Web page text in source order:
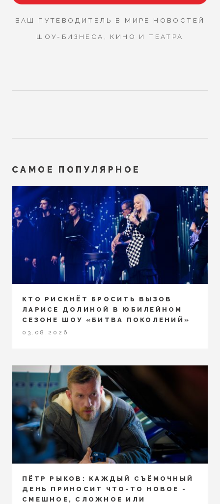
ВАШ ПУТЕВОДИТЕЛЬ В МИРЕ НОВОСТЕЙ
ШОУ-БИЗНЕСА, КИНО И ТЕАТРА
САМОЕ ПОПУЛЯРНОЕ
КТО РИСКНЁТ БРОСИТЬ ВЫЗОВ
ЛАРИСЕ ДОЛИНОЙ В ЮБИЛЕЙНОМ
СЕЗОНЕ ШОУ «БИТВА ПОКОЛЕНИЙ»
03.08.2026
ПЁТР РЫКОВ: КАЖДЫЙ СЪЁМОЧНЫЙ
ДЕНЬ ПРИНОСИТ ЧТО-ТО НОВОЕ -
СМЕШНОЕ, СЛОЖНОЕ ИЛИ